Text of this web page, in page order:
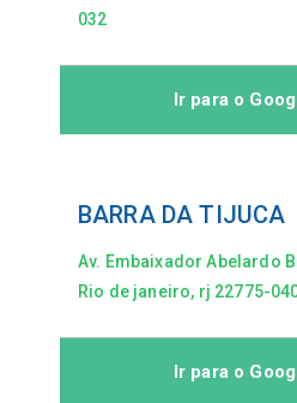
032
Ir para o
BARRA DA TIJUCA
Av. Embaixador Abelardo
Rio de janeiro, rj 22775-
Ir para o